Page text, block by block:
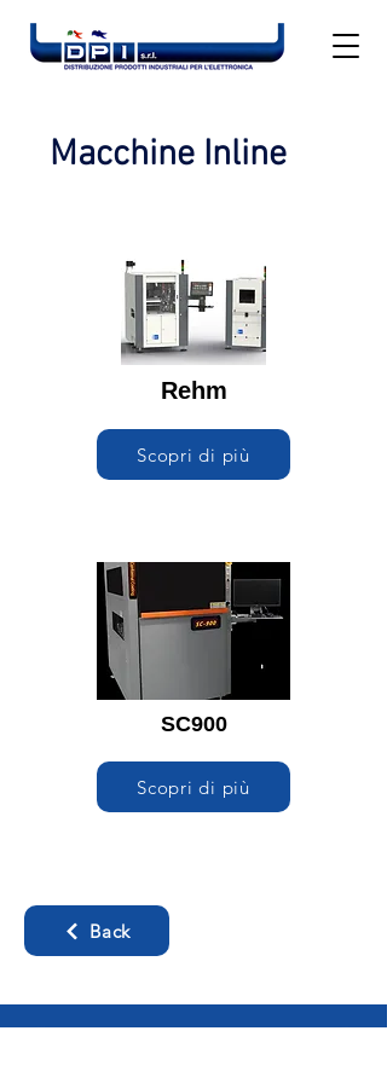
Macchine Inline
Rehm
Scopri di più
SC900
Scopri di più
Back